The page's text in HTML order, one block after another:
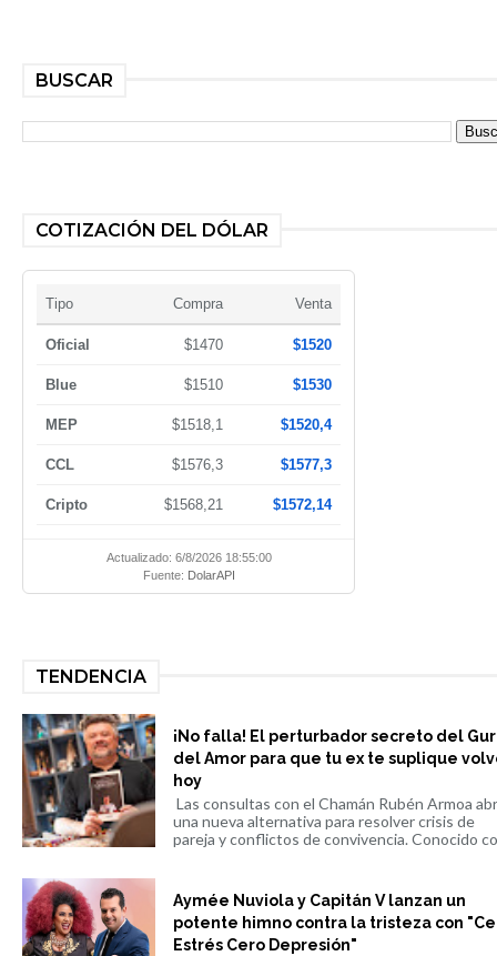
BUSCAR
COTIZACIÓN DEL DÓLAR
Tipo Compra Venta
Oficial $1470 $1520
Blue $1510 $1530
MEP $1518,1 $1520,4
CCL $1576,3 $1577,3
Cripto $1568,21 $1572,14
Actualizado: 6/8/2026 18:55:00
Fuente: DolarAPI
TENDENCIA
¡No falla! El perturbador secreto del
del Amor para que tu ex te suplique
hoy
Las consultas con el Chamán Rubén Armoa
una nueva alternativa para resolver crisis de
pareja y conflictos de convivencia. Conocido
Aymée Nuviola y Capitán V lanzan un
potente himno contra la tristeza con
Estrés Cero Depresión"